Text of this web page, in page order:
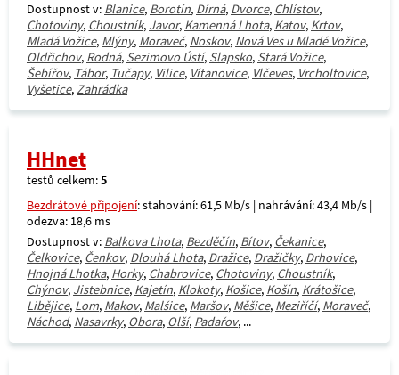
Dostupnost v: Blanice, Borotín, Dírná, Dvorce, Chlístov,
Chotoviny, Choustník, Javor, Kamenná Lhota, Katov, Krtov,
Mladá Vožice, Mlýny, Moraveč, Noskov, Nová Ves u Mladé Vožice,
Oldřichov, Rodná, Sezimovo Ústí, Slapsko, Stará Vožice,
Šebířov, Tábor, Tučapy, Vilice, Vítanovice, Vlčeves, Vrcholtovice,
Vyšetice,Zahrádka
HHnet
testů celkem:5
Bezdrátové připojení: stahování: 61,5 Mb/s | nahrávání: 43,4 Mb/s |
odezva: 18,6 ms
Dostupnost v: Balkova Lhota, Bezděčín, Bítov, Čekanice,
Čelkovice, Čenkov, Dlouhá Lhota, Dražice, Dražičky, Drhovice,
Hnojná Lhotka, Horky, Chabrovice, Chotoviny, Choustník,
Chýnov, Jistebnice, Kajetín, Klokoty, Košice, Košín, Krátošice,
Libějice, Lom, Makov, Malšice, Maršov, Měšice, Meziříčí, Moraveč,
Náchod, Nasavrky, Obora, Olší, Padařov, ...